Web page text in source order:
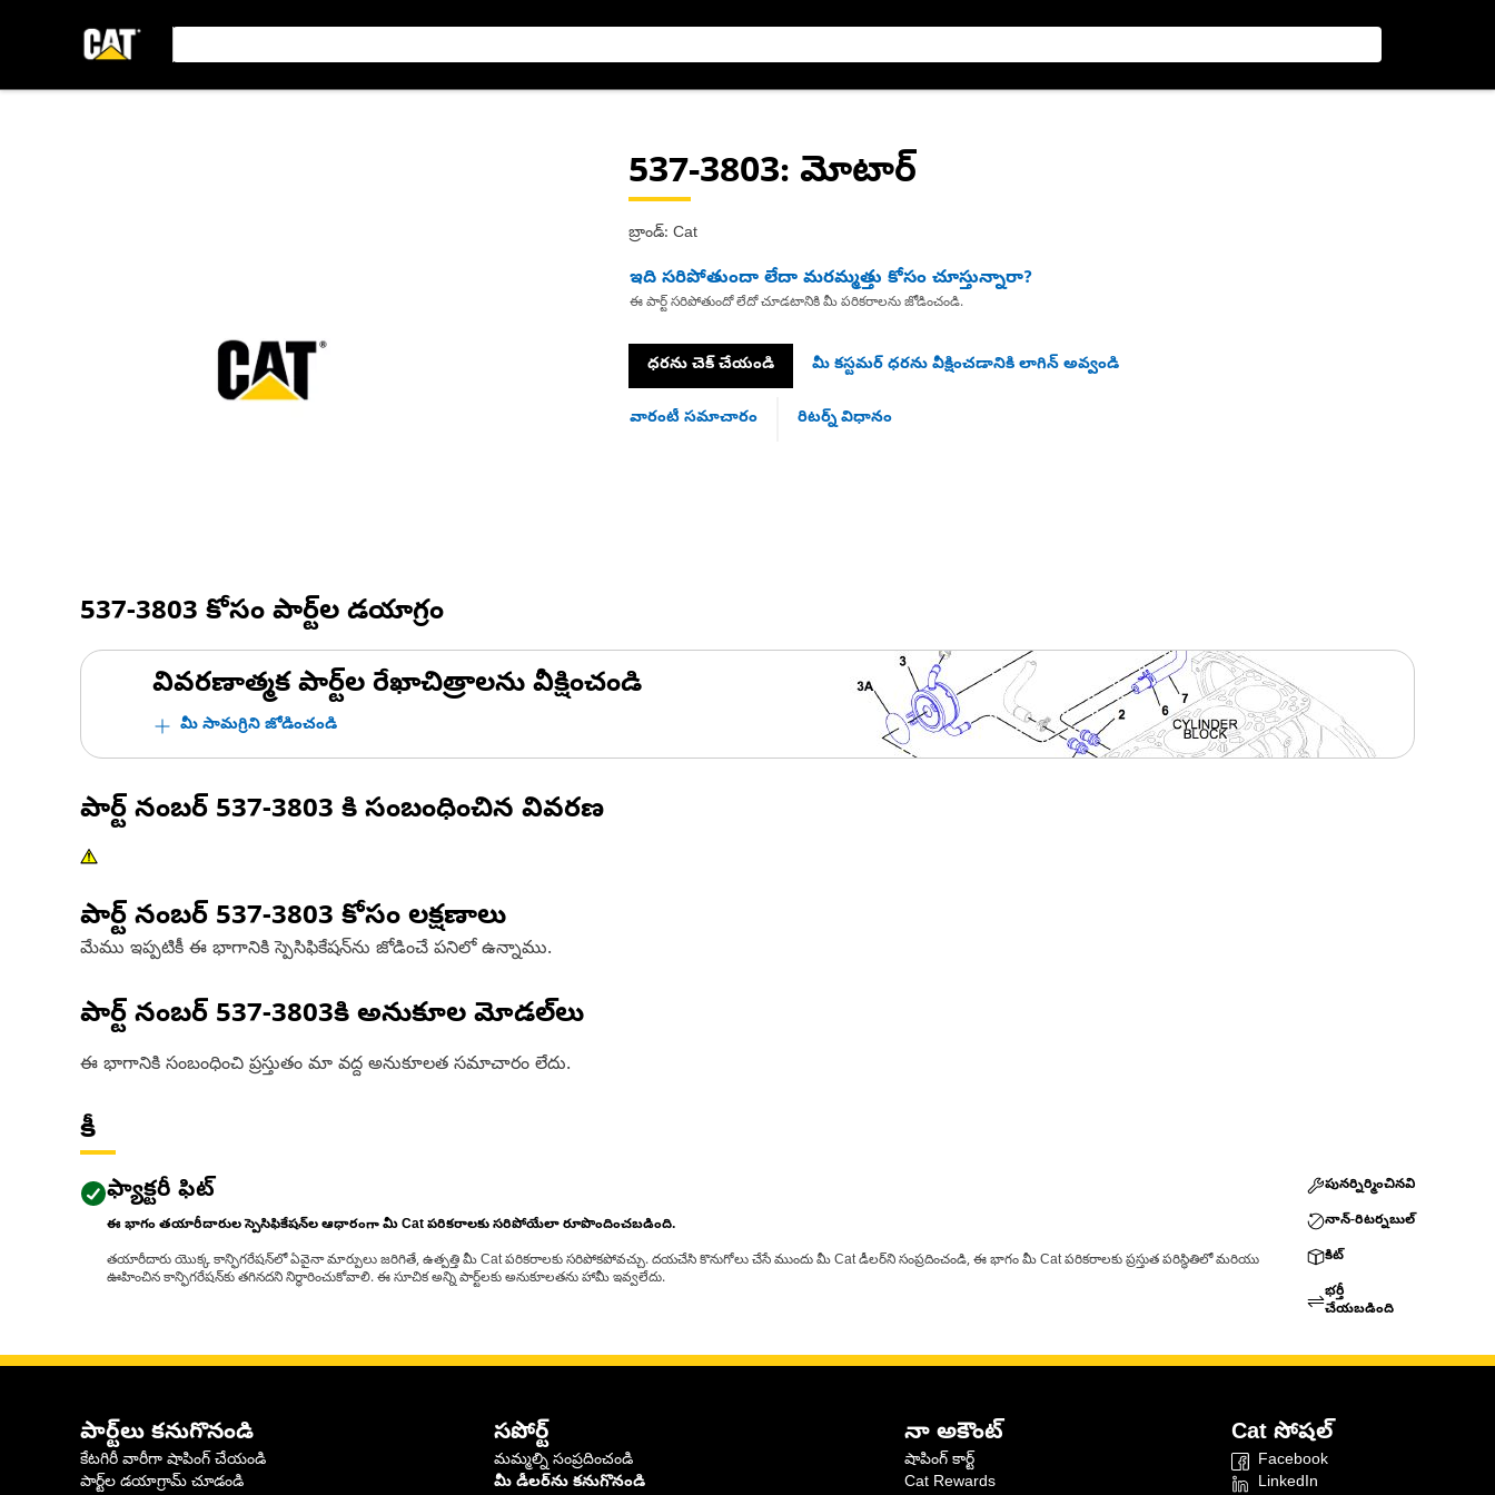
537-3803: మోటార్
బ్రాండ్: Cat
ఇది సరిపోతుందా లేదా మరమ్మత్తు కోసం చూస్తున్నారా?
ఈ పార్ట్ సరిపోతుందో లేదో చూడటానికి మీ పరికరాలను జోడించండి.
ధరను చెక్ చేయండి మీ కస్టమర్ ధరను వీక్షించడానికి లాగిన్ అవ్వండి
వారంటీ సమాచారం రిటర్న్ విధానం
537-3803 కోసం పార్ట్‌ల డయాగ్రం
వివరణాత్మక పార్ట్‌ల రేఖాచిత్రాలను వీక్షించండి
మీ సామగ్రిని జోడించండి
పార్ట్ నంబర్ 537-3803 కి సంబంధించిన వివరణ
పార్ట్ నంబర్ 537-3803 కోసం లక్షణాలు
మేము ఇప్పటికీ ఈ భాగానికి స్పెసిఫికేషన్‌ను జోడించే పనిలో ఉన్నాము.
పార్ట్ నంబర్ 537-3803కి అనుకూల మోడల్‌లు
ఈ భాగానికి సంబంధించి ప్రస్తుతం మా వద్ద అనుకూలత సమాచారం లేదు.
కీ
ఫ్యాక్టరీ ఫిట్
ఈ భాగం తయారీదారుల స్పెసిఫికేషన్‌ల ఆధారంగా మీ Cat పరికరాలకు సరిపోయేలా రూపొందించబడింది.
తయారీదారు యొక్క కాన్ఫిగరేషన్‌లో ఏవైనా మార్పులు జరిగితే, ఉత్పత్తి మీ Cat పరికరాలకు సరిపోకపోవచ్చు. దయచేసి కొనుగోలు చేసే ముందు మీ Cat డీలర్‌ని సంప్రదించండి, ఈ భాగం మీ Cat పరికరాలకు ప్రస్తుత పరిస్థితిలో మరియు
ఊహించిన కాన్ఫిగరేషన్‌కు తగినదని నిర్ధారించుకోవాలి. ఈ సూచిక అన్ని పార్ట్‌లకు అనుకూలతను హామీ ఇవ్వలేదు.
పునర్నిర్మించినవి
నాన్-రిటర్నబుల్
కిట్
భర్తీ
చేయబడింది
పార్ట్‌లు కనుగొనండి
కేటగిరీ వారీగా షాపింగ్ చేయండి
పార్ట్‌ల డయాగ్రామ్ చూడండి
సపోర్ట్
మమ్మల్ని సంప్రదించండి
మీ డీలర్‌ను కనుగొనండి
నా అకౌంట్
షాపింగ్ కార్ట్
Cat Rewards
Cat సోషల్
Facebook
LinkedIn